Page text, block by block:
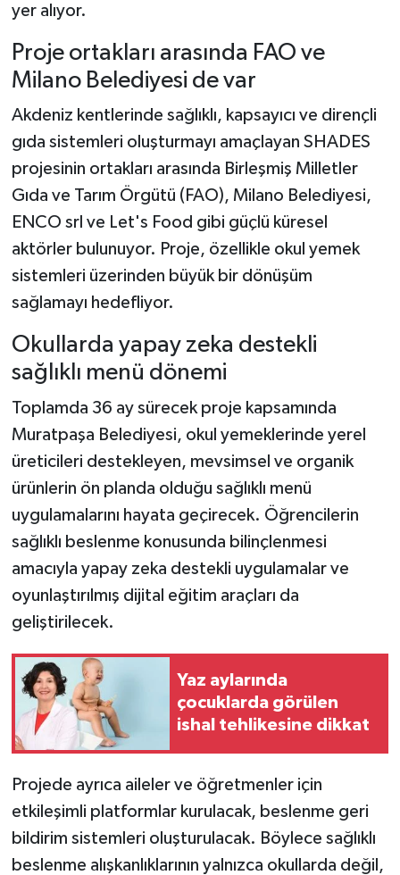
yer alıyor.
Proje ortakları arasında FAO ve
Milano Belediyesi de var
Akdeniz kentlerinde sağlıklı, kapsayıcı ve dirençli
gıda sistemleri oluşturmayı amaçlayan SHADES
projesinin ortakları arasında Birleşmiş Milletler
Gıda ve Tarım Örgütü (FAO), Milano Belediyesi,
ENCO srl ve Let's Food gibi güçlü küresel
aktörler bulunuyor. Proje, özellikle okul yemek
sistemleri üzerinden büyük bir dönüşüm
sağlamayı hedefliyor.
Okullarda yapay zeka destekli
sağlıklı menü dönemi
Toplamda 36 ay sürecek proje kapsamında
Muratpaşa Belediyesi, okul yemeklerinde yerel
üreticileri destekleyen, mevsimsel ve organik
ürünlerin ön planda olduğu sağlıklı menü
uygulamalarını hayata geçirecek. Öğrencilerin
sağlıklı beslenme konusunda bilinçlenmesi
amacıyla yapay zeka destekli uygulamalar ve
oyunlaştırılmış dijital eğitim araçları da
geliştirilecek.
Yaz aylarında
çocuklarda görülen
ishal tehlikesine dikkat
Projede ayrıca aileler ve öğretmenler için
etkileşimli platformlar kurulacak, beslenme geri
bildirim sistemleri oluşturulacak. Böylece sağlıklı
beslenme alışkanlıklarının yalnızca okullarda değil,